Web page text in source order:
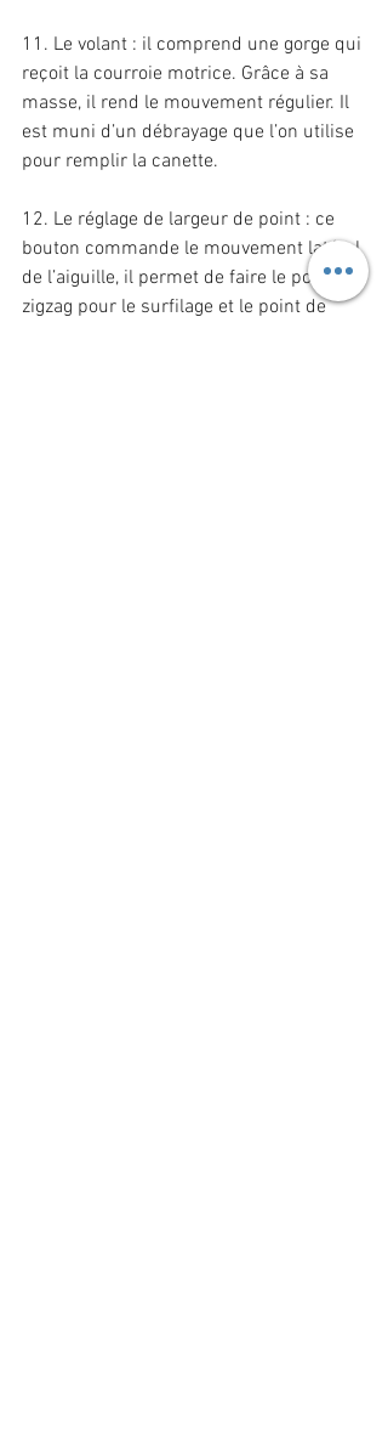
11. Le volant : il comprend une gorge qui
reçoit la courroie motrice. Grâce à sa
masse, il rend le mouvement régulier. Il
est muni d’un débrayage que l’on utilise
pour remplir la canette.
12. Le réglage de largeur de point : ce
bouton commande le mouvement latéral
de l’aiguille, il permet de faire le point de
zigzag pour le surfilage et le point de